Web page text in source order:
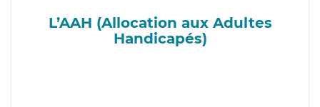
L’AAH (Allocation aux Adultes
Handicapés)